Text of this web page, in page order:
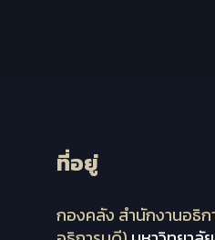
ที่อยู่
กองคลัง สำนักงานอธิก